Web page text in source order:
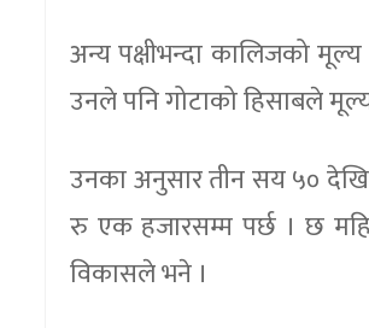
अन्य पक्षीभन्दा कालिजको
उनले पनि गोटाको हिसाबले
उनका अनुसार तीन सय ५० देखि
रु एक हजारसम्म पर्छ । छ
विकासले भने ।